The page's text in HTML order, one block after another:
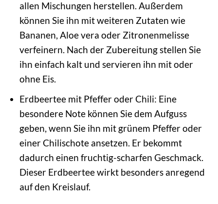
allen Mischungen herstellen. Außerdem
können Sie ihn mit weiteren Zutaten wie
Bananen, Aloe vera oder Zitronenmelisse
verfeinern. Nach der Zubereitung stellen Sie
ihn einfach kalt und servieren ihn mit oder
ohne Eis.
Erdbeertee mit Pfeffer oder Chili: Eine
besondere Note können Sie dem Aufguss
geben, wenn Sie ihn mit grünem Pfeffer oder
einer Chilischote ansetzen. Er bekommt
dadurch einen fruchtig-scharfen Geschmack.
Dieser Erdbeertee wirkt besonders anregend
auf den Kreislauf.